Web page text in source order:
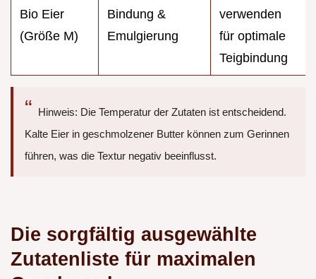
Bio Eier
(Größe M)
Bindung &
Emulgierung
verwenden
für optimale
Teigbindung
Hinweis: Die Temperatur der Zutaten ist entscheidend.
Kalte Eier in geschmolzener Butter können zum Gerinnen
führen, was die Textur negativ beeinflusst.
Die sorgfältig ausgewählte
Zutatenliste für maximalen